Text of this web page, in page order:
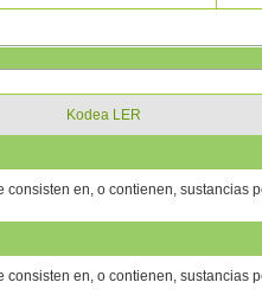
Kodea LER
consisten en, o contienen, sustancias
consisten en, o contienen, sustancias